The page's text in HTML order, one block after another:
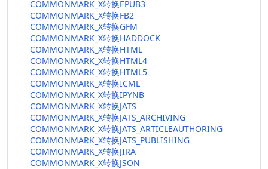
COMMONMARK_X转换EPUB3
COMMONMARK_X转换FB2
COMMONMARK_X转换GFM
COMMONMARK_X转换HADDOCK
COMMONMARK_X转换HTML
COMMONMARK_X转换HTML4
COMMONMARK_X转换HTML5
COMMONMARK_X转换ICML
COMMONMARK_X转换IPYNB
COMMONMARK_X转换JATS
COMMONMARK_X转换JATS_ARCHIVING
COMMONMARK_X转换JATS_ARTICLEAUTHORING
COMMONMARK_X转换JATS_PUBLISHING
COMMONMARK_X转换JIRA
COMMONMARK_X转换JSON